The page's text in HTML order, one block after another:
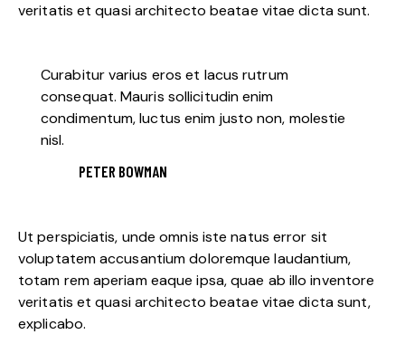
veritatis et quasi architecto beatae vitae dicta sunt.
Curabitur varius eros et lacus rutrum
consequat. Mauris sollicitudin enim
condimentum, luctus enim justo non, molestie
nisl.
PETER BOWMAN
Ut perspiciatis, unde omnis iste natus error sit
voluptatem accusantium doloremque laudantium,
totam rem aperiam eaque ipsa, quae ab illo inventore
veritatis et quasi architecto beatae vitae dicta sunt,
explicabo.